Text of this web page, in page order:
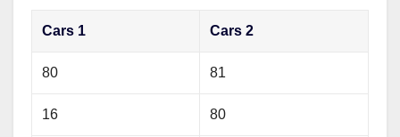
Cars 1 Cars 2
80 81
16 80